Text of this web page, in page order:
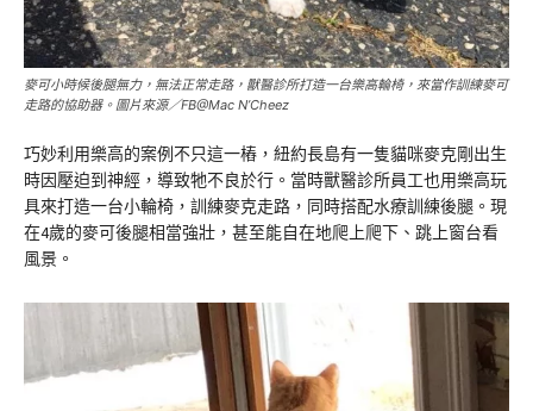
麥可小時候後腿無力，無法正常走路，獸醫診所打造一台樂高輪椅，來當作訓練麥可
走路的協助器。圖片來源／FB@Mac N’Cheez
巧妙利用樂高的案例不只這一樁，紐約長島有一隻貓咪麥克剛出生
時因壓迫到神經，導致牠不良於行。當時獸醫診所員工也用樂高玩
具來打造一台小輪椅，訓練麥克走路，同時搭配水療訓練後腿。現
在4歲的麥可後腿相當強壯，甚至能自在地爬上爬下、跳上窗台看
風景。